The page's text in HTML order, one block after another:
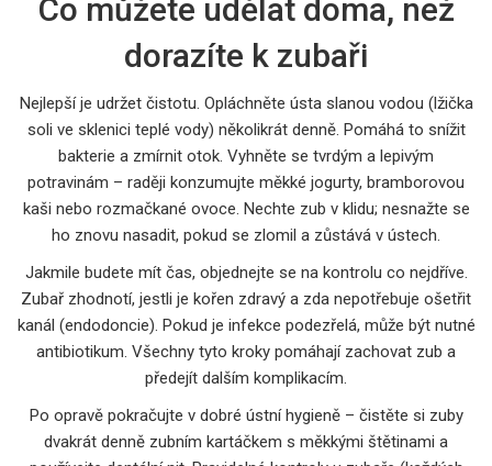
Co můžete udělat doma, než
dorazíte k zubaři
Nejlepší je udržet čistotu. Opláchněte ústa slanou vodou (lžička
soli ve sklenici teplé vody) několikrát denně. Pomáhá to snížit
bakterie a zmírnit otok. Vyhněte se tvrdým a lepivým
potravinám – raději konzumujte měkké jogurty, bramborovou
kaši nebo rozmačkané ovoce. Nechte zub v klidu; nesnažte se
ho znovu nasadit, pokud se zlomil a zůstává v ústech.
Jakmile budete mít čas, objednejte se na kontrolu co nejdříve.
Zubař zhodnotí, jestli je kořen zdravý a zda nepotřebuje ošetřit
kanál (endodoncie). Pokud je infekce podezřelá, může být nutné
antibiotikum. Všechny tyto kroky pomáhají zachovat zub a
předejít dalším komplikacím.
Po opravě pokračujte v dobré ústní hygieně – čistěte si zuby
dvakrát denně zubním kartáčkem s měkkými štětinami a